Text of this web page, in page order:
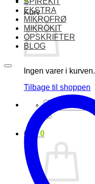
Kurv
Ingen varer i kurven.
Tilbage til shoppen
Søg
efter:
0 kr. 0
EKSTRA
MIKROFRØ
MIKROKIT
OPSKRIFTER
BLOG